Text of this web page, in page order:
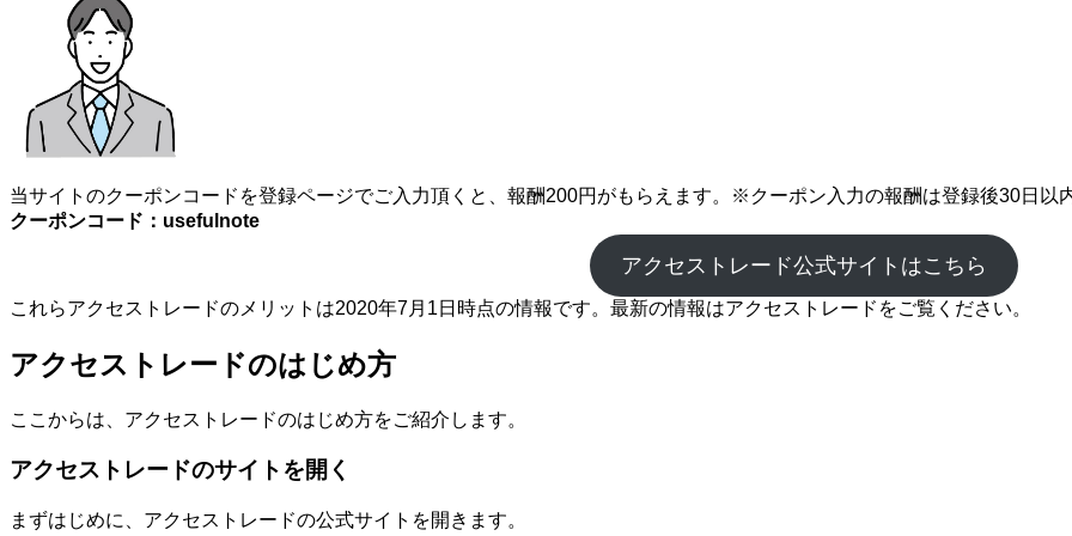
当サイトのクーポンコードを登録ページでご入力頂くと、報酬200円がもらえます。※クーポン入力の報酬は登録後30日以
クーポンコード：usefulnote
アクセストレード公式サイトはこちら
これらアクセストレードのメリットは2020年7月1日時点の情報です。最新の情報はアクセストレードをご覧ください。
アクセストレードのはじめ方
ここからは、アクセストレードのはじめ方をご紹介します。
アクセストレードのサイトを開く
まずはじめに、アクセストレードの公式サイトを開きます。